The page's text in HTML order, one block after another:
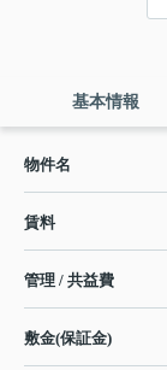
基本情報
物件名
賃料
管理 / 共益費
敷金(保証金)